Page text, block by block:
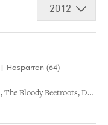
2012
Hasparren (64)
, The Bloody Beetroots, Danakil